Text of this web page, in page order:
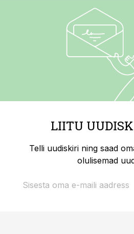
LIITU
Telli uudiskiri ning saad
olulisemad